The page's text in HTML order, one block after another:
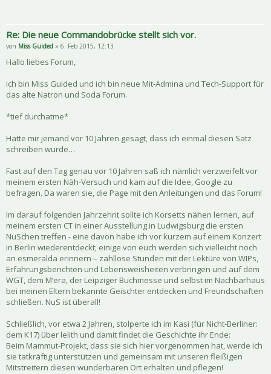
Re: Die neue Commandobrücke stellt sich vor.
von Miss Guided » 6. Feb 2015, 12:13
Hallo liebes Forum,
ich bin Miss Guided und ich bin neue Mit-Admina und Tech-Support für
das alte Natron und Soda Forum.
*tief durchatme*
Hätte mir jemand vor 10 Jahren gesagt, dass ich einmal diesen Satz
schreiben würde…
Fast auf den Tag genau vor 10 Jahren saß ich nämlich verzweifelt vor
meinem ersten Näh-Versuch und kam auf die Idee, Google zu
befragen. Da waren sie, die Page mit den Anleitungen und das Forum!
Im darauf folgenden Jahrzehnt sollte ich Korsetts nähen lernen, auf
meinem ersten CT in einer Ausstellung in Ludwigsburg die ersten
NuSchen treffen - eine davon habe ich vor kurzem auf einem Konzert
in Berlin wiederentdeckt; einige von euch werden sich vielleicht noch
an esmeralda erinnern – zahllose Stunden mit der Lektüre von WIPs,
Erfahrungsberichten und Lebensweisheiten verbringen und auf dem
WGT, dem M’era, der Leipziger Buchmesse und selbst im Nachbarhaus
bei meinen Eltern bekannte Geischter entdecken und Freundschaften
schließen. NuS ist überall!
Schließlich, vor etwa 2 Jahren, stolperte ich im Kasi (für Nicht-Berliner:
dem K17) über lelith und damit findet die Geschichte ihr Ende:
Beim Mammut-Projekt, dass sie sich hier vorgenommen hat, werde ich
sie tatkräftig unterstützen und gemeinsam mit unseren fleißigen
Mitstreitern diesen wunderbaren Ort erhalten und pflegen!